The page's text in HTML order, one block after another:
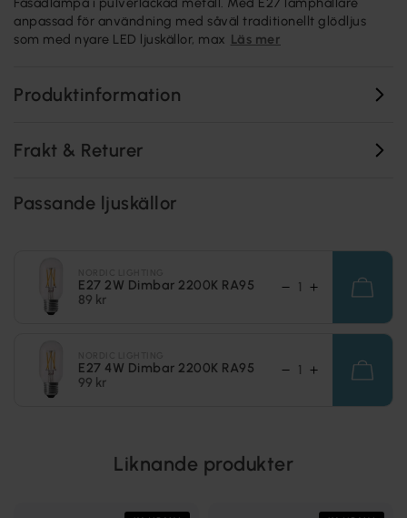
anpassad för användning med såväl traditionellt glödljus
som med nyare LED ljuskällor, max Läs mer
Produktinformation
Frakt & Returer
Passande ljuskällor
E27 2W Dimbar 2200K RA95
89 kr
E27 4W Dimbar 2200K RA95
99 kr
Liknande produkter